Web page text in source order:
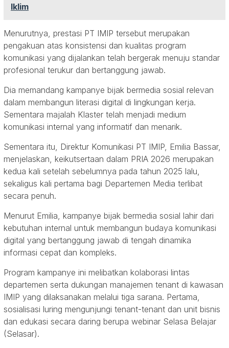
Iklim
Menurutnya, prestasi PT IMIP tersebut merupakan
pengakuan atas konsistensi dan kualitas program
komunikasi yang dijalankan telah bergerak menuju standar
profesional terukur dan bertanggung jawab.
Dia memandang kampanye bijak bermedia sosial relevan
dalam membangun literasi digital di lingkungan kerja.
Sementara majalah Klaster telah menjadi medium
komunikasi internal yang informatif dan menarik.
Sementara itu, Direktur Komunikasi PT IMIP, Emilia Bassar,
menjelaskan, keikutsertaan dalam PRIA 2026 merupakan
kedua kali setelah sebelumnya pada tahun 2025 lalu,
sekaligus kali pertama bagi Departemen Media terlibat
secara penuh.
Menurut Emilia, kampanye bijak bermedia sosial lahir dari
kebutuhan internal untuk membangun budaya komunikasi
digital yang bertanggung jawab di tengah dinamika
informasi cepat dan kompleks.
Program kampanye ini melibatkan kolaborasi lintas
departemen serta dukungan manajemen tenant di kawasan
IMIP yang dilaksanakan melalui tiga sarana. Pertama,
sosialisasi luring mengunjungi tenant-tenant dan unit bisnis
dan edukasi secara daring berupa webinar Selasa Belajar
(Selasar).